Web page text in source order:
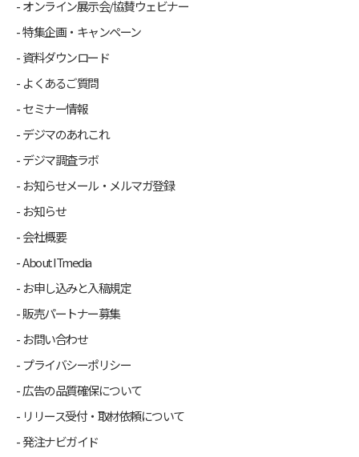
オンライン展示会/協賛ウェビナー
特集企画・キャンペーン
資料ダウンロード
よくあるご質問
セミナー情報
デジマのあれこれ
デジマ調査ラボ
お知らせメール・メルマガ登録
お知らせ
会社概要
About ITmedia
お申し込みと入稿規定
販売パートナー募集
お問い合わせ
プライバシーポリシー
広告の品質確保について
リリース受付・取材依頼について
発注ナビガイド